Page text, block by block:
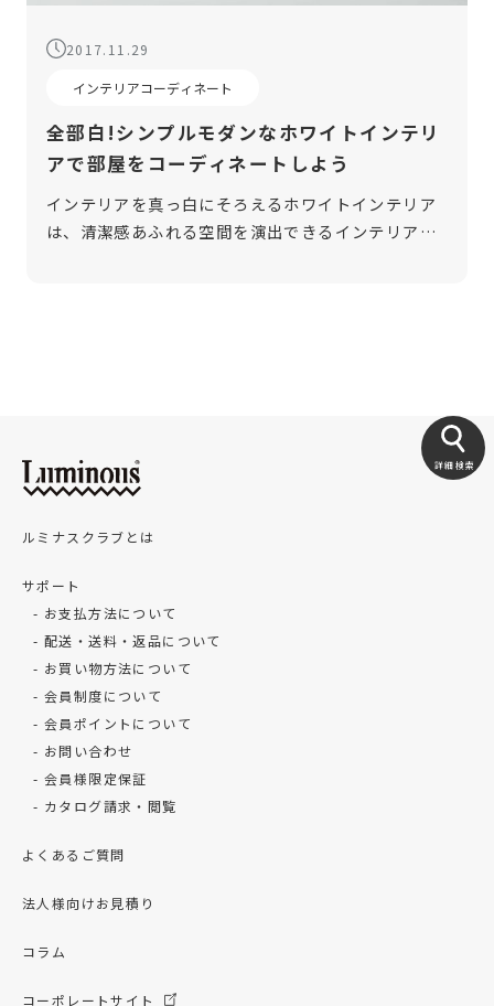
2017.11.29
インテリアコーディネート
全部白!シンプルモダンなホワイトインテリ
アで部屋をコーディネートしよう
インテリアを真っ白にそろえるホワイトインテリア
は、清潔感あふれる空間を演出できるインテリアコ
詳細検索
ルミナスクラブとは
サポート
お支払方法について
配送・送料・返品について
お買い物方法について
会員制度について
会員ポイントについて
お問い合わせ
会員様限定保証
カタログ請求・閲覧
よくあるご質問
法人様向けお見積り
コラム
コーポレートサイト